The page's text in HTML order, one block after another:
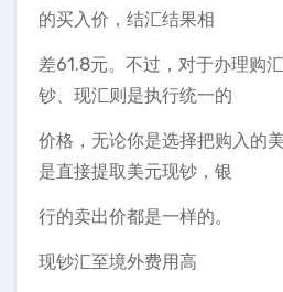
的买入价，结汇结果相
差61.8元。不过，对于办理购
钞、现汇则是执行统一的
价格，无论你是选择把购入的
是直接提取美元现钞，银
行的卖出价都是一样的。
现钞汇至境外费用高